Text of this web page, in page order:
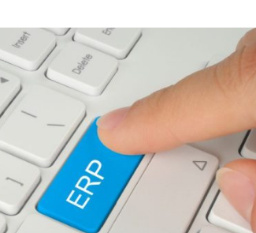
clave que debe tener tu ERP
ERP Expowin ERP Logistic ERP Multiplo ERP